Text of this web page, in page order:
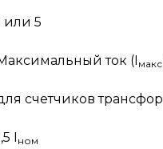
или 5
ток (I макс
счетчиков
I ном